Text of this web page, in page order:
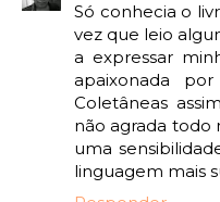
Só conhecia o
vez que leio
a expressar
apaixonada
Coletâneas
não agrada todo
uma
linguagem mais